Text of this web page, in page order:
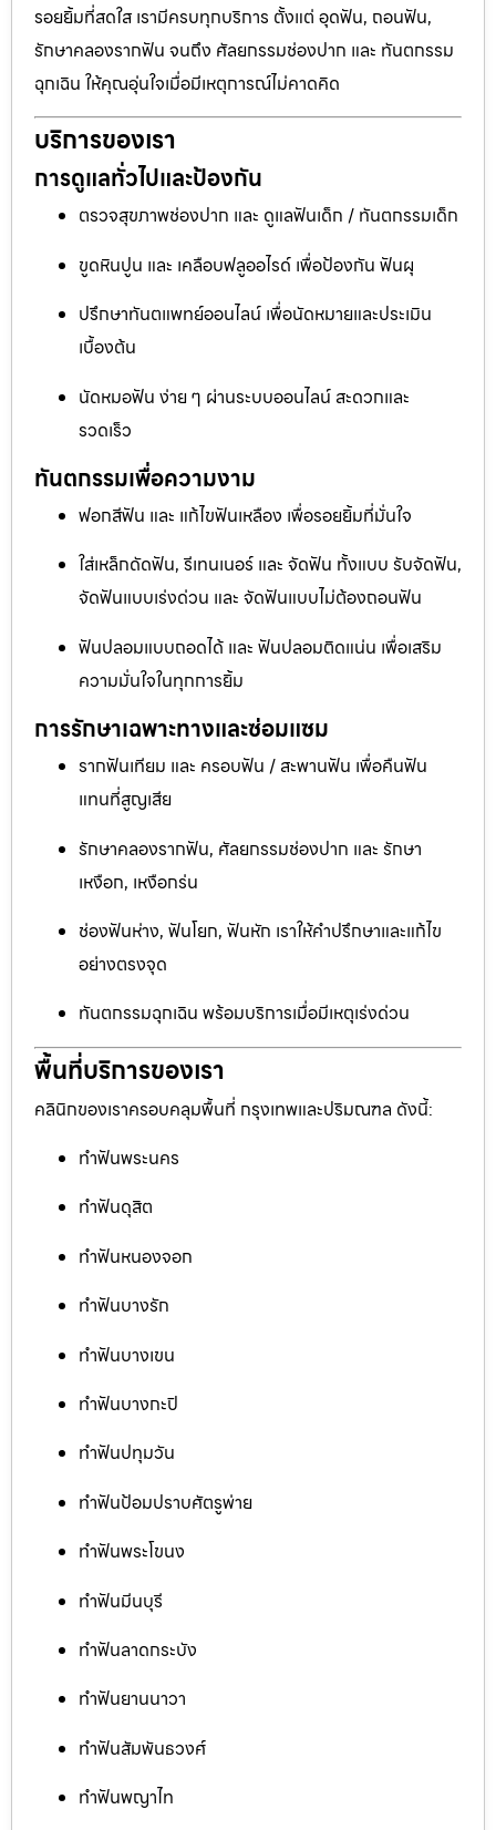
รอยยิ้มที่สดใส เรามีครบทุกบริการ ตั้งแต่ อุดฟัน, ถอนฟัน,
รักษาคลองรากฟัน จนถึง ศัลยกรรมช่องปาก และ ทันตกรรม
ฉุกเฉิน ให้คุณอุ่นใจเมื่อมีเหตุการณ์ไม่คาดคิด
บริการของเรา
การดูแลทั่วไปและป้องกัน
ตรวจสุขภาพช่องปาก และ ดูแลฟันเด็ก / ทันตกรรมเด็ก
ขูดหินปูน และ เคลือบฟลูออไรด์ เพื่อป้องกัน ฟันผุ
ปรึกษาทันตแพทย์ออนไลน์ เพื่อนัดหมายและประเมิน
เบื้องต้น
นัดหมอฟัน ง่าย ๆ ผ่านระบบออนไลน์ สะดวกและ
รวดเร็ว
ทันตกรรมเพื่อความงาม
ฟอกสีฟัน และ แก้ไขฟันเหลือง เพื่อรอยยิ้มที่มั่นใจ
ใส่เหล็กดัดฟัน, รีเทนเนอร์ และ จัดฟัน ทั้งแบบ รับจัดฟัน,
จัดฟันแบบเร่งด่วน และ จัดฟันแบบไม่ต้องถอนฟัน
ฟันปลอมแบบถอดได้ และ ฟันปลอมติดแน่น เพื่อเสริม
ความมั่นใจในทุกการยิ้ม
การรักษาเฉพาะทางและซ่อมแซม
รากฟันเทียม และ ครอบฟัน / สะพานฟัน เพื่อคืนฟัน
แทนที่สูญเสีย
รักษาคลองรากฟัน, ศัลยกรรมช่องปาก และ รักษา
เหงือก, เหงือกร่น
ช่องฟันห่าง, ฟันโยก, ฟันหัก เราให้คำปรึกษาและแก้ไข
อย่างตรงจุด
ทันตกรรมฉุกเฉิน พร้อมบริการเมื่อมีเหตุเร่งด่วน
พื้นที่บริการของเรา
คลินิกของเราครอบคลุมพื้นที่ กรุงเทพและปริมณฑล ดังนี้:
ทำฟันพระนคร
ทำฟันดุสิต
ทำฟันหนองจอก
ทำฟันบางรัก
ทำฟันบางเขน
ทำฟันบางกะปิ
ทำฟันปทุมวัน
ทำฟันป้อมปราบศัตรูพ่าย
ทำฟันพระโขนง
ทำฟันมีนบุรี
ทำฟันลาดกระบัง
ทำฟันยานนาวา
ทำฟันสัมพันธวงศ์
ทำฟันพญาไท